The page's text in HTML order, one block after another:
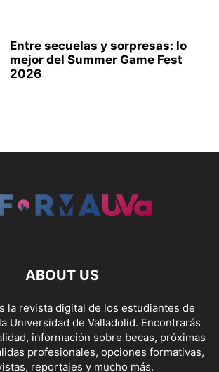
Entre secuelas y sorpresas: lo
mejor del Summer Game Fest
2026
ABOUT US
la revista digital de los estudiantes de
Universidad de Valladolid. Encontrarás
información sobre becas, próximas
profesionales, opciones formativas,
reportajes y mucho más.